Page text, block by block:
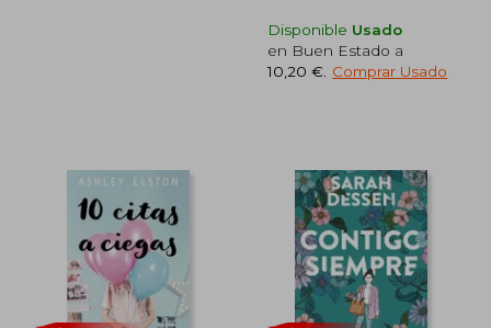
5%
dcto. 14,21 €
5%
dcto.
Rápido
Disponible Usado
en Buen Estado a
10,20 € Comprar Usado